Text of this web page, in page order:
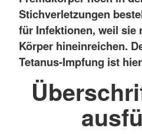
Stichverletzungen
für Infektionen, weil sie
Körper hineinreichen.
Tetanus-Impfung ist